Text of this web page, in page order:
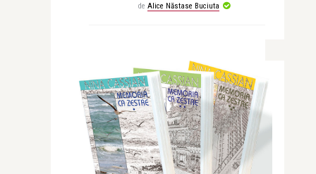
de Alice Năstase Buciuta